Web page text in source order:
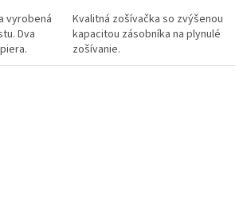
vyrobená
Dva
Kvalitná zošívačka so zvýšenou
kapacitou zásobníka na plynulé
zošívanie.